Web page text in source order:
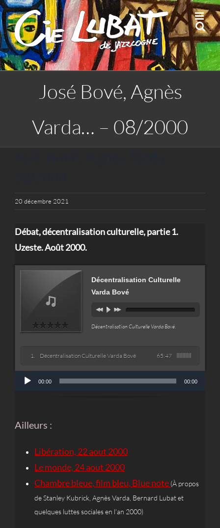
Passer
au
contenu
José Bové, Agnès
Varda… – 08/2000
20 décembre 2021
Débat, décentralisation culturelle, partie 1.
Uzeste. Août 2000.
Décentralisation Culturelle
Varda Bové
Décentralisation Culturelle Varda Bové.
Décentralisation Culturelle Varda Bové 65:47
Lecteur00:00 00:00
Ailleurs :
Libération, 22 aout 2000
Le monde, 24 aout 2000
Chambre bleue, film bleu, Blue note (À propos
de Stanley Kubrick, Agnès Varda, Bernard Lubat et
quelques luttes sociales en l’an 2000)